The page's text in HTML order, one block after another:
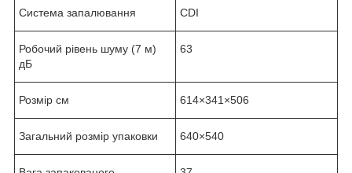
Система запалювання CDI
Робочий рівень шуму (7 м)
дБ
63
Розмір см 614×341×506
Загальний розмір упаковки 640×540